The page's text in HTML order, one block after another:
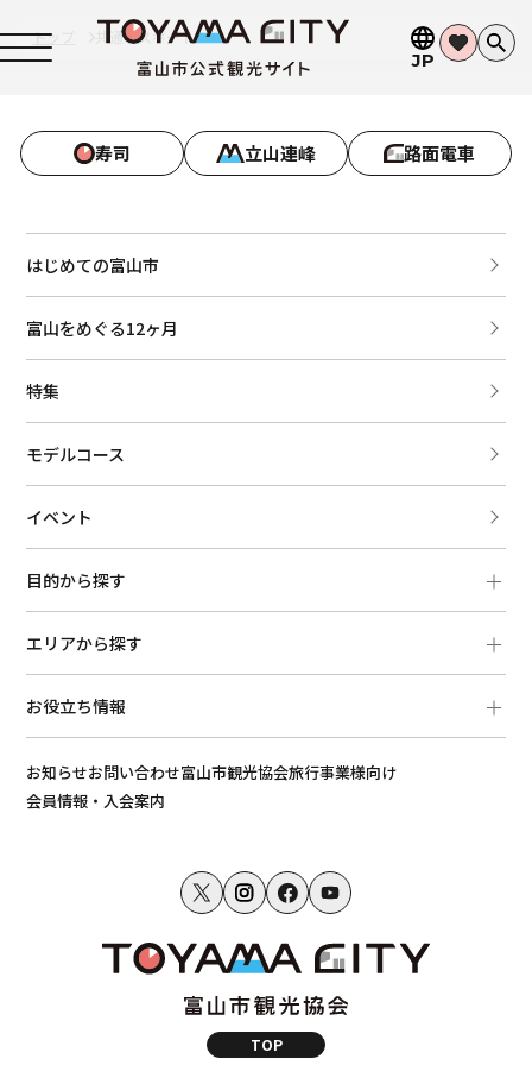
JP
トップ 共通パスポート
寿司 立山連峰 路面電車
はじめての富山市
富山をめぐる12ヶ月
特集
モデルコース
イベント
目的から探す
エリアから探す
お役立ち情報
お知らせお問い合わせ富山市観光協会旅行事業様向け
会員情報・入会案内
TOP